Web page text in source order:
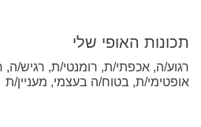
תכונות האופי שלי
רגוע/ה, אכפתי/ת, רומנטי/ת, רגיש/
אופטימי/ת, בטוח/ה בעצמי, מעניין/ת